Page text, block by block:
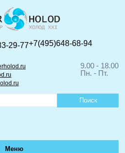
29-77+7(495)648-68-94
9.00 - 18.00
Пн. - Пт.
Меню